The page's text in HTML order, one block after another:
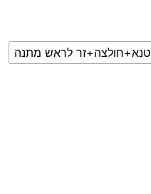
טנא+חולצה+זר לראש מתנה